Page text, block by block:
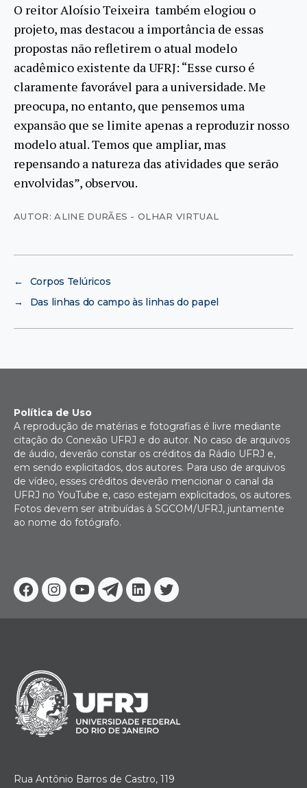
O reitor Aloísio Teixeira também elogiou o
projeto, mas destacou a importância de essas
propostas não refletirem o atual modelo
acadêmico existente da UFRJ: “Esse curso é
claramente favorável para a universidade. Me
preocupa, no entanto, que pensemos uma
expansão que se limite apenas a reproduzir nosso
modelo atual. Temos que ampliar, mas
repensando a natureza das atividades que serão
envolvidas”, observou.
AUTOR: ALINE DURÃES - OLHAR VIRTUAL
←
Corpos Telúricos
→
Das linhas do campo às linhas do papel
Facebook
Instagram
YoutubeTelegram
Linkedin
Twitter
Política de Uso
A reprodução de matérias e fotografias é livre mediante
citação do Conexão UFRJ e do autor. No caso de arquivos
de áudio, deverão constar os créditos da Rádio UFRJ e,
em sendo explicitados, dos autores. Para uso de arquivos
de vídeo, esses créditos deverão mencionar o canal da
UFRJ no YouTube e, caso estejam explicitados, os autores.
Fotos devem ser atribuídas à SGCOM/UFRJ, juntamente
ao nome do fotógrafo.
Rua Antônio Barros de Castro, 119